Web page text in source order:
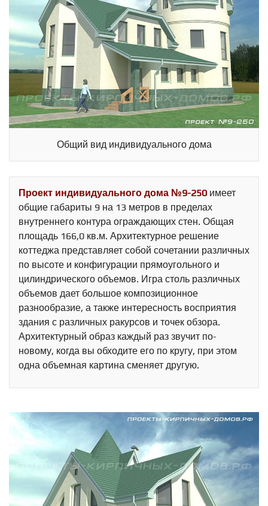
Общий вид индивидуального дома
Проект индивидуального дома №9-250 имеет
общие габариты 9 на 13 метров в пределах
внутреннего контура ограждающих стен. Общая
площадь 166,0 кв.м. Архитектурное решение
коттеджа представляет собой сочетании различных
по высоте и конфигурации прямоугольного и
цилиндрического объемов. Игра столь различных
объемов дает большое композиционное
разнообразие, а также интересность восприятия
здания с различных ракурсов и точек обзора.
Архитектурный образ каждый раз звучит по-
новому, когда вы обходите его по кругу, при этом
одна объемная картина сменяет другую.